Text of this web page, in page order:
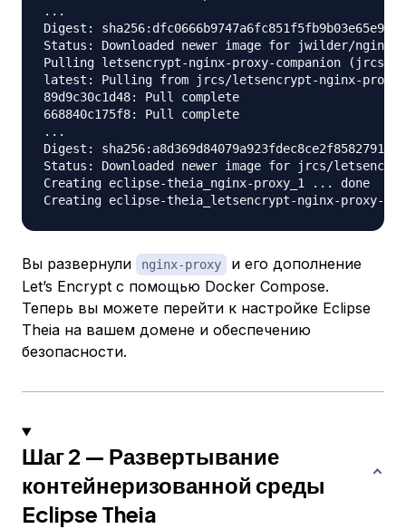
...
Digest:
Status: Downloaded newer image for jwilder/
Pulling letsencrypt-nginx-proxy-companion (jrcs/
latest: Pulling from jrcs/letsencrypt-nginx-proxy-
89d9c30c1d48: Pull complete
668840c175f8: Pull complete
...
Digest:
Status: Downloaded newer image for jrcs/
Creating eclipse-theia_nginx-proxy_1 ... done
Вы развернули nginx-proxy
и его дополнение
Let’s Encrypt с помощью Docker Compose.
Теперь вы можете перейти к настройке Eclipse
Theia на вашем домене и обеспечению
безопасности.
Шаг 2 — Развертывание
контейнеризованной среды
Eclipse Theia